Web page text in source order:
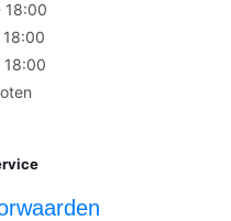
18:00